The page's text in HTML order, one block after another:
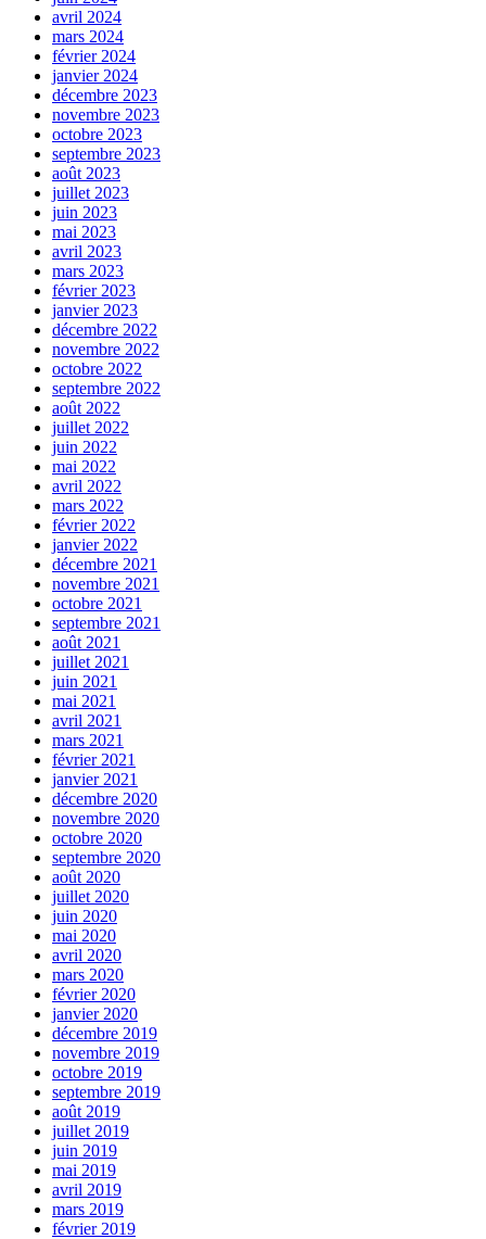
avril 2024
mars 2024
février 2024
janvier 2024
décembre 2023
novembre 2023
octobre 2023
septembre 2023
août 2023
juillet 2023
juin 2023
mai 2023
avril 2023
mars 2023
février 2023
janvier 2023
décembre 2022
novembre 2022
octobre 2022
septembre 2022
août 2022
juillet 2022
juin 2022
mai 2022
avril 2022
mars 2022
février 2022
janvier 2022
décembre 2021
novembre 2021
octobre 2021
septembre 2021
août 2021
juillet 2021
juin 2021
mai 2021
avril 2021
mars 2021
février 2021
janvier 2021
décembre 2020
novembre 2020
octobre 2020
septembre 2020
août 2020
juillet 2020
juin 2020
mai 2020
avril 2020
mars 2020
février 2020
janvier 2020
décembre 2019
novembre 2019
octobre 2019
septembre 2019
août 2019
juillet 2019
juin 2019
mai 2019
avril 2019
mars 2019
février 2019